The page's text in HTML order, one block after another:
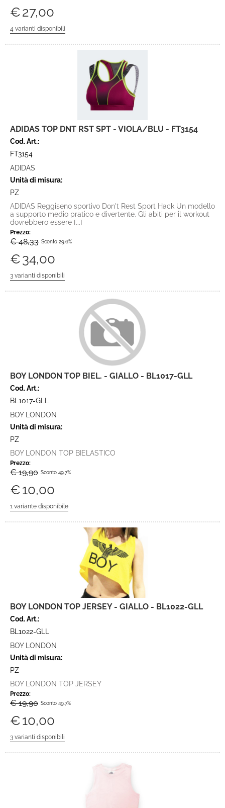
€27,00
ADIDAS TOP DNT RST SPT - VIOLA/BLU - FT3154
Cod. Art.:
FT3154
ADIDAS
Unità di misura:
PZ
ADIDAS Reggiseno sportivo Don't Rest Sport Hack Un modello
a supporto medio pratico e divertente. Gli abiti per il workout
dovrebbero essere [...]
Prezzo:
€ 48,33 Sconto 29.6%
€34,00
BOY LONDON TOP BIEL. - GIALLO - BL1017-GLL
Cod. Art.:
BL1017-GLL
BOY LONDON
Unità di misura:
PZ
BOY LONDON TOP BIELASTICO
Prezzo:
€ 19,90 Sconto 49.7%
€10,00
BOY LONDON TOP JERSEY - GIALLO - BL1022-GLL
Cod. Art.:
BL1022-GLL
BOY LONDON
Unità di misura:
PZ
BOY LONDON TOP JERSEY
Prezzo:
€ 19,90 Sconto 49.7%
€10,00